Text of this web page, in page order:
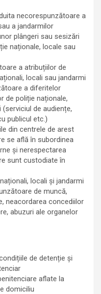
necorespunzătoare a
a jandarmilor
plângeri sau sesizări
naționale, locale sau
a atribuțiilor de
locali sau jandarmi
a diferitelor
de poliție naționale,
de audiențe,
publicul etc.)
din centrele de arest
se află în subordinea
și nerespectarea
sunt custodiate în
locali și jandarmi
de muncă,
neacordarea concediilor
abuzuri ale organelor
de detenție și
aflate la
domiciliu